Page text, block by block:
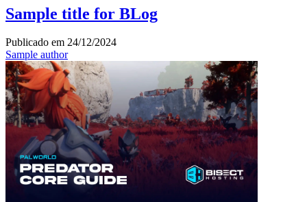
Sample title for BLog
Publicado em 24/12/2024
Sample author